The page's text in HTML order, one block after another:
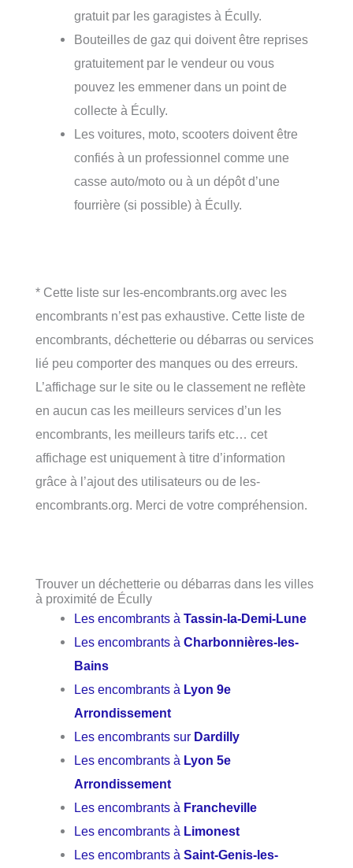
gratuit par les garagistes à Écully.
Bouteilles de gaz qui doivent être reprises
gratuitement par le vendeur ou vous
pouvez les emmener dans un point de
collecte à Écully.
Les voitures, moto, scooters doivent être
confiés à un professionnel comme une
casse auto/moto ou à un dépôt d’une
fourrière (si possible) à Écully.
* Cette liste sur les-encombrants.org avec les
encombrants n’est pas exhaustive. Cette liste de
encombrants, déchetterie ou débarras ou services
lié peu comporter des manques ou des erreurs.
L’affichage sur le site ou le classement ne reflète
en aucun cas les meilleurs services d’un les
encombrants, les meilleurs tarifs etc… cet
affichage est uniquement à titre d’information
grâce à l’ajout des utilisateurs ou de les-
encombrants.org. Merci de votre compréhension.
Trouver un déchetterie ou débarras dans les villes
à proximité de Écully
Les encombrants àTassin-la-Demi-Lune
Les encombrants àCharbonnières-les-
Bains
Les encombrants à Lyon 9e
Arrondissement
Les encombrants sur Dardilly
Les encombrants à Lyon 5e
Arrondissement
Les encombrants à Francheville
Les encombrants à Limonest
Les encombrants àSaint-Genis-les-